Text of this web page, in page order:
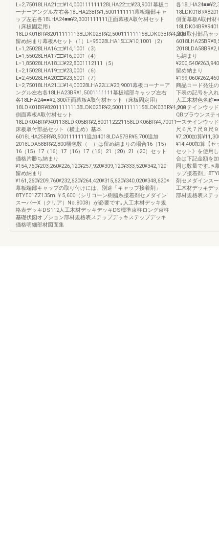
L=2,75018LHA21□□¥14,000111111128LHA22□□¥23,9001幕板コ
ーナーアングル左右各18LHA23BR¥1,5001111111幕板端部キャ
ップ左右各18LHA24■■¥2,3001111111正面幕板A取付材セット
（床板固定用）
18LDK01BR¥820111111138LDK02BR¥2,500111111158LDK03BR¥4,200
留め納まり幕板Aセット（1）L=95028LHA15□□¥10,1001（2）
L=1,25028LHA16□□¥14,1001（3）
L=1,55028LHA17□□¥16,0001（4）
L=1,85028LHA18□□¥22,8001112111（5）
L=2,15028LHA19□□¥23,0001（6）
L=2,45028LHA20□□¥23,6001（7）
L=2,75018LHA21□□¥14,00028LHA22□□¥23,9001幕板コーナーア
ングル左右各18LHA23BR¥1,5001111111幕板端部キャップ左右
各18LHA24■■¥2,300正面幕板A取付材セット（床板固定用）
18LDK01BR¥820111111138LDK02BR¥2,500111111158LDK03BR¥4,200
側面幕板A取付材セット
18LDK04BR¥9401138LDK05BR¥2,800112221158LDK06BR¥4,70011
床板取付部品セット（横止め）基本
6018LHA25BR¥8,5001111111追加4018LDA57BR¥5,700追加
2018LDA58BR¥2,800梱包数（ ）は留め納まりの場合16（15）
16（15）17（16）17（16）17（16）21（20）21（20）セット
価格片勝ち納まり
¥154,760¥203,260¥226,120¥257,920¥309,120¥333,520¥342,120
留め納まり
¥161,260¥209,760¥232,620¥264,420¥315,620¥340,020¥348,620※
幕板端部キャップの取り付けには、別途「キャップ接着剤」
8TYE01ZZ135ml￥5,600（シリコーン樹脂系接着剤セメダイン
スーパーX（クリア）No.8008）が必要です｡人工木材デッキ規
格表デッキDS112人工木材デッキデッキDS標準束柱ロング束柱
基礎伏図オプション部材規格表ステップデッキステップデッキ
価格明細部材図面集
各
側面幕板A取付材
床板取付部品セ
ち納まり
留め納まり
商品コード発注
下表の記号を入
人工木材色名称
クステインウッ
QBブラウンステ
ーステインウッ
尺６尺７尺８尺
¥7,200加算
¥14,400加算【セ
セット》を使用
合は下記金額を
同じ数量です｡※
ップ接着剤」
剤セメダインス
工木材デッキデ
部材規格表ステ